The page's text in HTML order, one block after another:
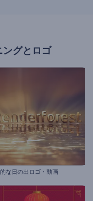
ングとロゴ
な日の出ロゴ・動画